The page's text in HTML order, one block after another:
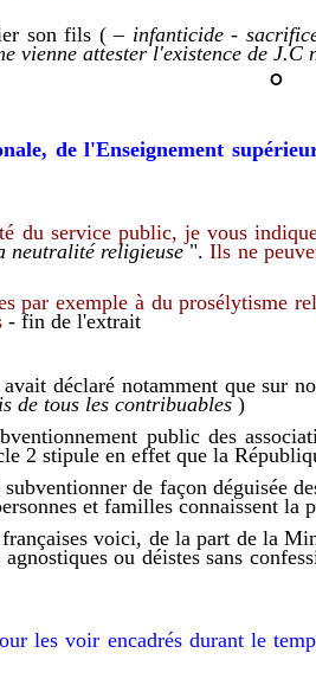
son fils (– infanticide -
vienne attester l'existence de J.C
°
de l'Enseignement
du service public, je vous
neutralité religieuse". Ils ne
exemple à du prosélytisme
- fin de l'extrait
déclaré notamment que sur
de tous les contribuables)
public des
2 stipule en effet que la
ubventionner de façon déguisée
et familles connaissent la
voici, de la part de la
ou déistes sans
les voir encadrésdurantle